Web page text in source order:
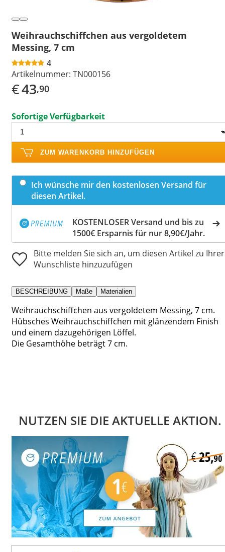
Weihrauchschiffchen aus vergoldetem
Messing, 7 cm
4
Artikelnummer: TN000156
€43,90
Sofortige Verfügbarkeit
ZUM WARENKORB HINZUFÜGEN
Ich wünsche mir den kostenlosen Versand für
diesen Artikel.
KOSTENLOSER Versand und bis zu
1500€ Ersparnis für nur 8,90€/Jahr.
Bitte melden Sie sich an, um diesen Artikel zu Ihrer
Wunschliste hinzuzufügen
BESCHREIBUNG Maße Materialien
Weihrauchschiffchen aus vergoldetem Messing, 7 cm.
Hübsches Weihrauchschiffchen mit glänzendem Finish
und einem dazugehörigen Löffel.
Die Gesamthöhe beträgt 7 cm.
NUTZEN SIE DIE AKTUELLE AKTION.